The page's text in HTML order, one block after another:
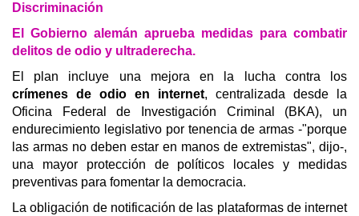
Discriminación
El Gobierno alemán aprueba medidas para combatir
delitos de odio y ultraderecha.
El plan
incluye una mejora en la lucha contra los
crímenes de odio en internet, centralizada desde la
Oficina Federal de Investigación Criminal (BKA), un
endurecimiento legislativo por tenencia de armas -"porque
las armas no deben estar en manos de extremistas", dijo-,
una mayor protección de políticos locales y medidas
preventivas para fomentar la democracia.
La obligación de notificación de las plataformas de internet